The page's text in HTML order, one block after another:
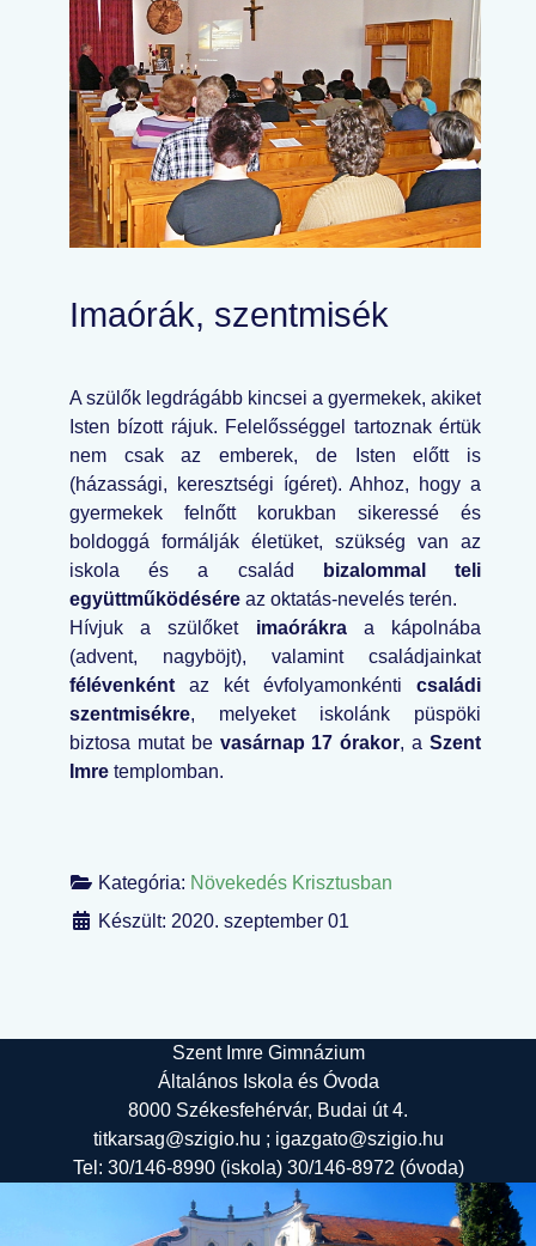
Imaórák, szentmisék
A szülők legdrágább kincsei a gyermekek, akiket
Isten bízott rájuk. Felelősséggel tartoznak értük
nem csak az emberek, de Isten előtt is
(házassági, keresztségi ígéret). Ahhoz, hogy a
gyermekek felnőtt korukban sikeressé és
boldoggá formálják életüket, szükség van az
iskola és a család
bizalommal teli
együttműködésére az oktatás-nevelés terén.
Hívjuk a szülőket imaórákra a kápolnába
(advent, nagyböjt), valamint családjainkat
félévenként az két évfolyamonkénti családi
szentmisékre, melyeket iskolánk püspöki
biztosa mutat be vasárnap 17 órakor, aSzent
Imre templomban.
Kategória: Növekedés Krisztusban
Készült: 2020. szeptember 01
Szent Imre Gimnázium
Általános Iskola és Óvoda
8000 Székesfehérvár, Budai út 4.
titkarsag@szigio.hu ; igazgato@szigio.hu
Tel: 30/146-8990 (iskola) 30/146-8972 (óvoda)